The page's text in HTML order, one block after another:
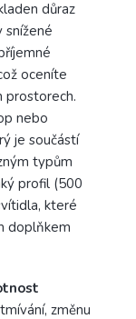
důraz
snížené
oceníte
prostorech.
nebo
je součástí
typům
profil (500
které
doplňkem
změnu